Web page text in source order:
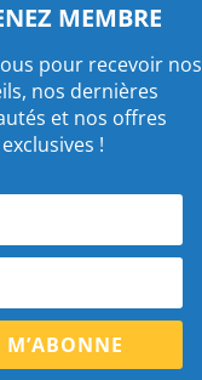
MEMBRE
pour recevoir nos
nos dernières
et nos offres
exclusives !